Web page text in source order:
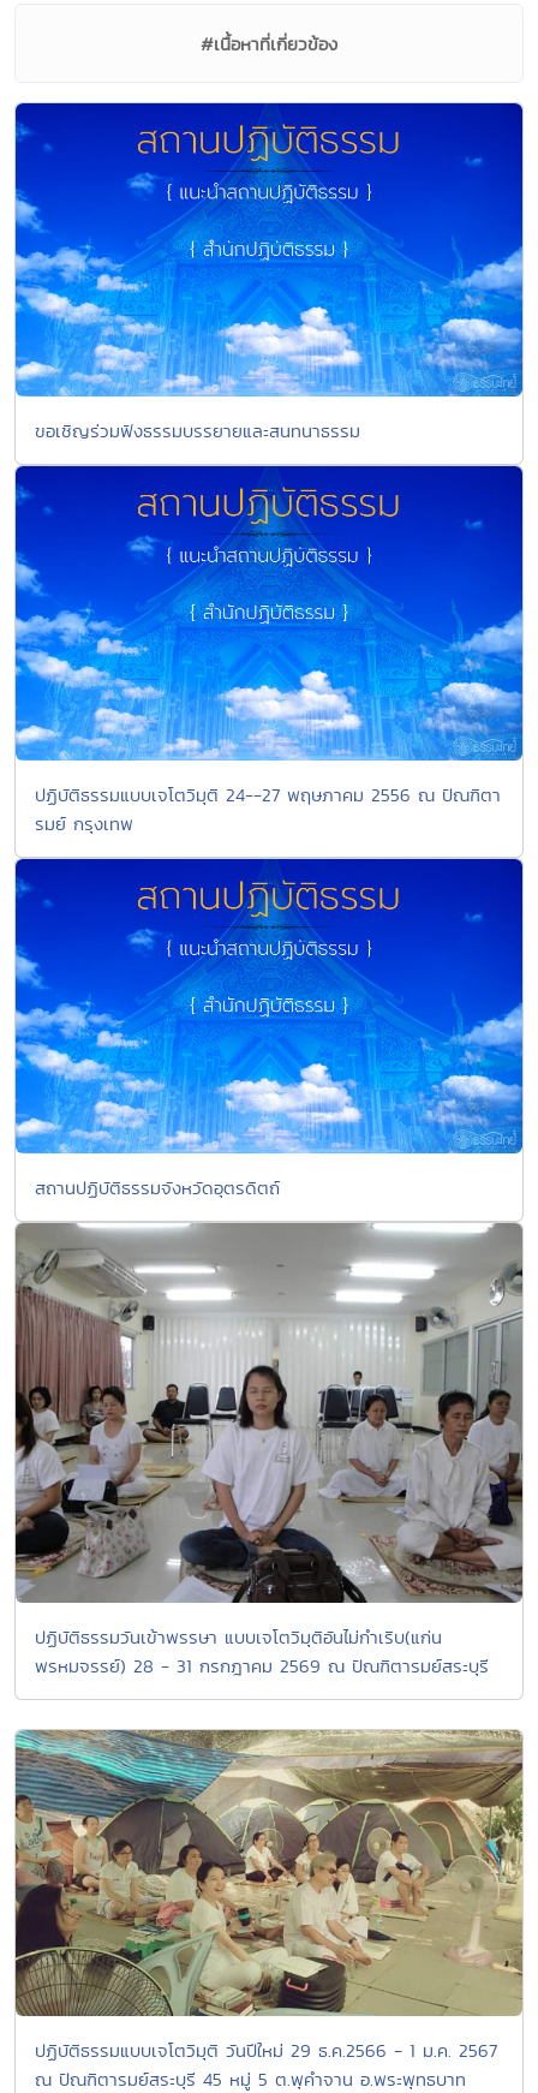
#เนื้อหาที่เกี่ยวข้อง
ขอเชิญร่วมฟังธรรมบรรยายและสนทนาธรรม
ปฏิบัติธรรมแบบเจโตวิมุติ 24--27 พฤษภาคม 2556 ณ ปัณฑิตา
รมย์ กรุงเทพ
สถานปฏิบัติธรรมจังหวัดอุตรดิตถ์
ปฏิบัติธรรมวันเข้าพรรษา แบบเจโตวิมุติอันไม่กำเริบ(แก่น
พรหมจรรย์) 28 - 31 กรกฎาคม 2569 ณ ปัณฑิตารมย์สระบุรี
ปฏิบัติธรรมแบบเจโตวิมุติ วันปีใหม่ 29 ธ.ค.2566 - 1 ม.ค. 2567
ณ ปัณฑิตารมย์สระบุรี 45 หมู่ 5 ต.พุคำจาน อ.พระพุทธบาท